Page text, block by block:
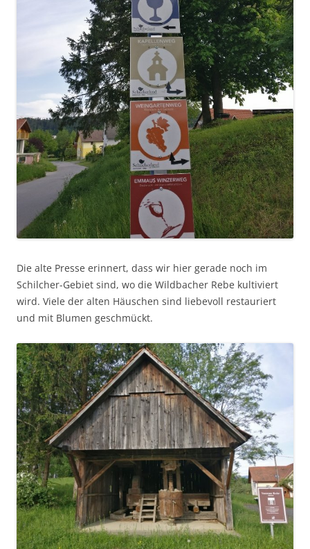
Die alte Presse erinnert, dass wir hier gerade noch im
Schilcher-Gebiet sind, wo die Wildbacher Rebe kultiviert
wird. Viele der alten Häuschen sind liebevoll restauriert
und mit Blumen geschmückt.